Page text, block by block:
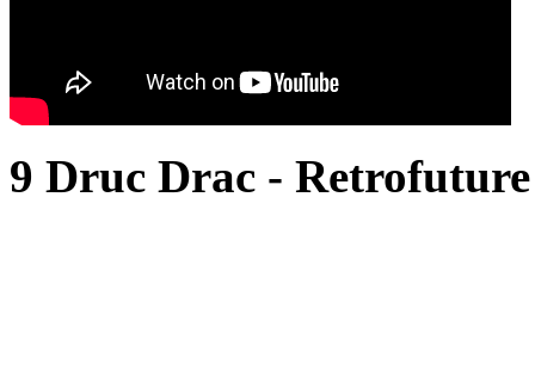
9 Druc Drac -